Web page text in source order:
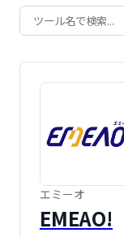
エミーオ
EMEAO!